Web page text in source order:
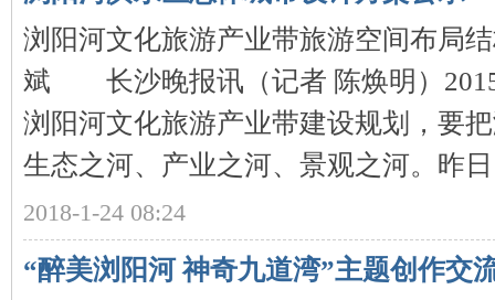
浏阳河文化旅游产业带旅游空间布局
斌 长沙晚报讯（记者 陈焕明）
浏阳河文化旅游产业带建设规划，要
生态之河、产业之河、景观之河。昨
2018-1-24 08:24
“醉美浏阳河 神奇九道湾”主题创作交